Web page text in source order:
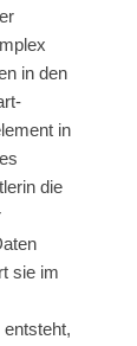
in den
in
die
sie im